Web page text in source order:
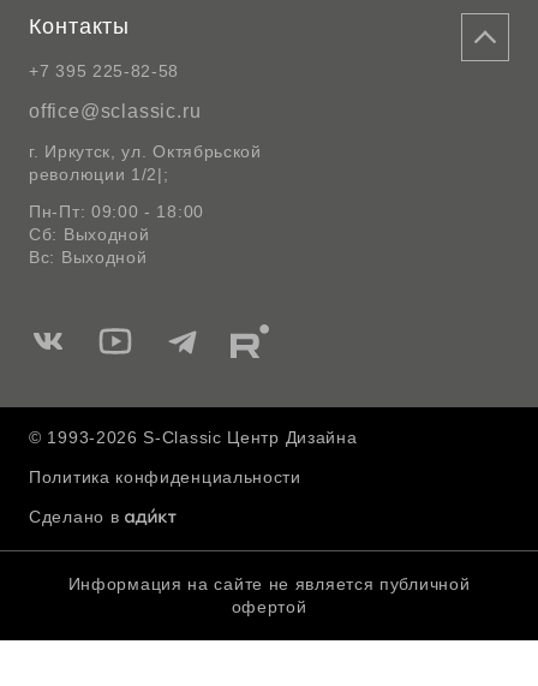
Контакты
+7 395 225-82-58
office@sclassic.ru
г. Иркутск, ул. Октябрьской
революции 1/2|;
Пн-Пт: 09:00 - 18:00
Сб: Выходной
Вс: Выходной
Мы
Вконтакте
Мы
Ютуб
Мы
Telegram
Мы
Rutube
© 1993-2026 S-Classic Центр Дизайна
Политика конфиденциальности
Сделано в
Информация на сайте не является публичной
офертой